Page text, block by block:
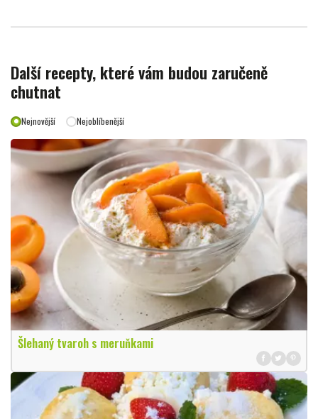
Další recepty, které vám budou zaručeně
chutnat
Nejnovější Nejoblíbenější
Šlehaný tvaroh s meruňkami